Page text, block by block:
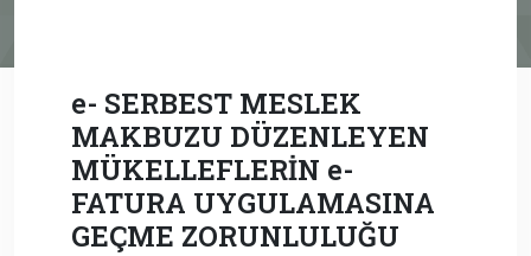
e- SERBEST MESLEK
MAKBUZU DÜZENLEYEN
MÜKELLEFLERİN e-
FATURA UYGULAMASINA
GEÇME ZORUNLULUĞU